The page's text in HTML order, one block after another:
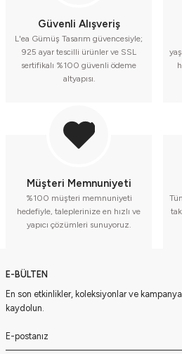
Güvenli Alışveriş
L'ea Gümüş Tasarım güvencesiyle;
925 ayar tescilli ürünler ve SSL
sertifikalı %100 güvenli ödeme
altyapısı.
Müşteri Memnuniyeti
%100 müşteri memnuniyeti
hedefiyle, taleplerinize en hızlı ve
yapıcı çözümleri sunuyoruz.
E-BÜLTEN
En son etkinlikler, koleksiyonlar ve
kaydolun.